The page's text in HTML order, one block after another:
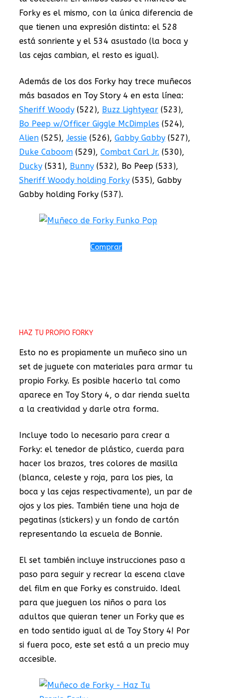
Forky es el mismo, con la única diferencia de
que tienen una expresión distinta: el 528
está sonriente y el 534 asustado (la boca y
las cejas cambian, el resto es igual).
Además de los dos Forky hay trece muñecos
más basados en Toy Story 4 en esta línea:
Sheriff Woody (522), Buzz Lightyear (523),
Bo Peep w/Officer Giggle McDimples (524),
Alien (525),Jessie (526), Gabby Gabby (527),
Duke Caboom (529), Combat Carl Jr. (530),
Ducky (531), Bunny (532), Bo Peep (533),
Sheriff Woody holding Forky (535), Gabby
Gabby holding Forky (537).
Comprar
HAZ TU PROPIO FORKY
Esto no es propiamente un muñeco sino un
set de juguete con materiales para armar tu
propio Forky. Es posible hacerlo tal como
aparece en Toy Story 4, o dar rienda suelta
a la creatividad y darle otra forma.
Incluye todo lo necesario para crear a
Forky: el tenedor de plástico, cuerda para
hacer los brazos, tres colores de masilla
(blanca, celeste y roja, para los pies, la
boca y las cejas respectivamente), un par de
ojos y los pies. También tiene una hoja de
pegatinas (stickers) y un fondo de cartón
representando la escuela de Bonnie.
El set también incluye instrucciones paso a
paso para seguir y recrear la escena clave
del film en que Forky es construido. Ideal
para que jueguen los niños o para los
adultos que quieran tener un Forky que es
en todo sentido igual al de Toy Story 4! Por
si fuera poco, este set está a un precio muy
accesible.